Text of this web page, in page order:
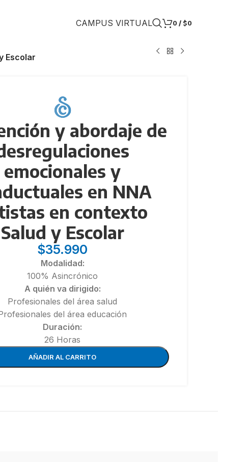
ADMINISTRACIÓN
Buenas prácticas de manufactura en la
industria alimentaria – BPM
CAMPUS VIRTUAL 0 / $0
Escolar
y abordaje de
emocionales y
en NNA
en contexto
Salud y Escolar
$35.990
Modalidad:
100% Asincrónico
A quién va dirigido:
Profesionales del área salud
del área educación
Duración:
26 Horas
AÑADIR AL CARRITO